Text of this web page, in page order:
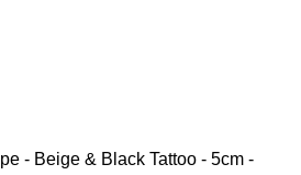
- Beige & Black Tattoo - 5cm -